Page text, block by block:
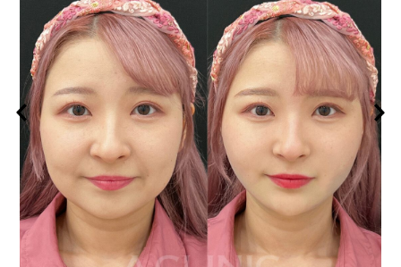
施術名：ボトックス注射(小顔)
施術内容：ボツリヌス菌から抽出されるたんぱく質を注入し、過剰に発達
した筋肉の動きを抑制します。これにより噛み締めの改善、咬筋を減量し
細くする効果やフェイスラインのもたつきを改善する効果がございます。
医師とのカウンセリングで注入量をお選びいただきます。メスを使わず注
射のみの処置のためダウンタイムはほとんどありません。効果は4～6か月
程続きます。
施術時間：約10分〜20分程
リスク、副作用：腫れ、赤み、内出血、痛み、突っ張り感などが生じるこ
とがございます。また、稀にアレルギー、細菌感染症などが生じることが
ございます。ボトックス注入後は男性は3か月、女性は2か月避妊して頂く
ようお願いします。
費用：アラガン社製 21,800円(税込) 〜164,400円(税込)
韓国製ボツリヌストキシン 5,500円(税込)〜78,000円(税込)
オプション：表面麻酔 3,300円(税込) 笑気麻酔 3,300円(税込)